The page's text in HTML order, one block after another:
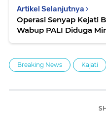
Artikel Selanjutnya
Operasi Senyap Kejati
Wabup PALI Diduga
Breaking News Kajati